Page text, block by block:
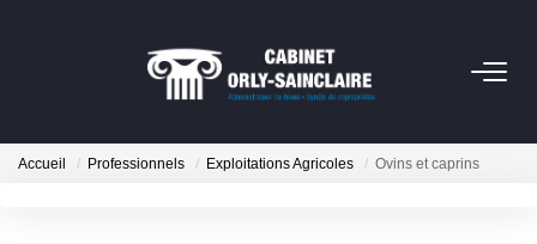
Accueil Professionnels Exploitations Agricoles Ovins et caprins